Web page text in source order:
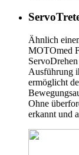
Ähnlich
MOTOmed
Ausführung
ermöglicht
Ohne
erkannt und